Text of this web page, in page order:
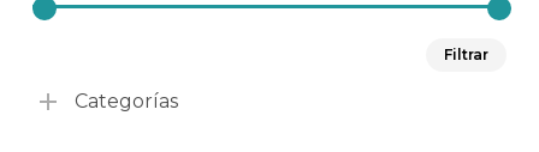
Filtrar
Categorías